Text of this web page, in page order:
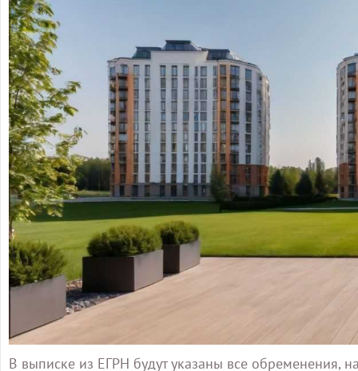
В выписке из ЕГРН будут указаны все обременения,